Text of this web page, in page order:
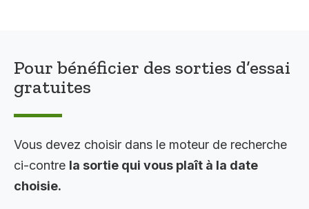
Pour bénéficier des sorties d’essai
gratuites
Vous devez choisir dans le moteur de recherche
ci-contre la sortie qui vous plaît à la date
choisie.